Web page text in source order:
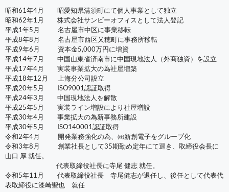
昭和61年4月 昭愛知県清須町にて個人事業として独立
昭和62年1月 株式会社サンビーオフィスとして法人登記
平成1年5月 名古屋市中区に事業移転
平成8年8月 名古屋市西区又穂町に事務所移転
平成9年6月 資本金5,000万円に増資
平成14年7月 中国山東省済南市に中国現地法人（外商独資）を設立
平成17年4月 実装事業拡大の為社屋増築
平成18年12月 上海分公司設立
平成20年5月 ISO9001認証取得
平成24年3月 中国現地法人を解散
平成25年5月 実装ライン増設により社屋増設
平成30年4月 事業拡大の為新事務所建設
平成30年5月 ISO140001認証取得
令和2年4月 開発業務強化の為、㈱新創電子をグループ化
令和3年8月 創業社長として35期勤め定年にて退き、取締役会長に
山口 厚 就任。
代表取締役社長に寺尾 健志 就任。
令和5年11月 代表取締役社長 寺尾健志が退任し、後任として代表代
表取締役に漆崎聖也 就任